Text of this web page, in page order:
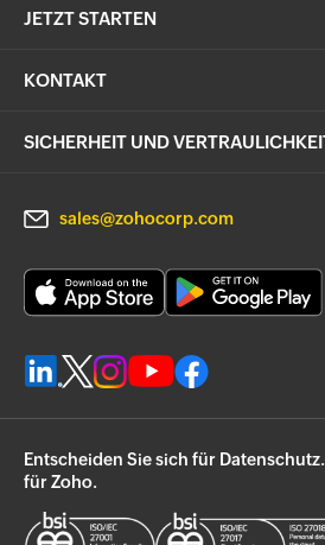
JETZT STARTEN
KONTAKT
SICHERHEIT UND
sales@zohocorp.com
Entscheiden Sie sich für
für Zoho.